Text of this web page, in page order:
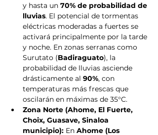
y hasta un 70% de probabilidad de
lluvias. El potencial de tormentas
eléctricas moderadas a fuertes se
activará principalmente por la tarde
y noche. En zonas serranas como
Surutato (Badiraguato), la
probabilidad de lluvias asciende
drásticamente al 90%, con
temperaturas más frescas que
oscilarán en máximas de 35°C.
Zona Norte (Ahome, El Fuerte,
Choix, Guasave, Sinaloa
municipio): En Ahome (Los